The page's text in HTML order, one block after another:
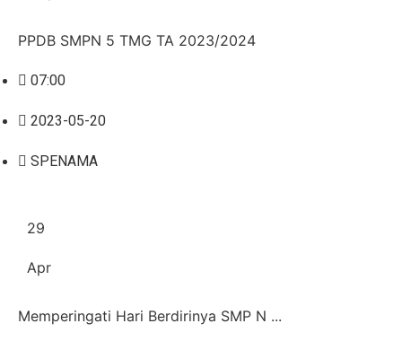
PPDB SMPN 5 TMG TA 2023/2024
07:00
2023-05-20
SPENAMA
29
Apr
Memperingati Hari Berdirinya SMP N ...